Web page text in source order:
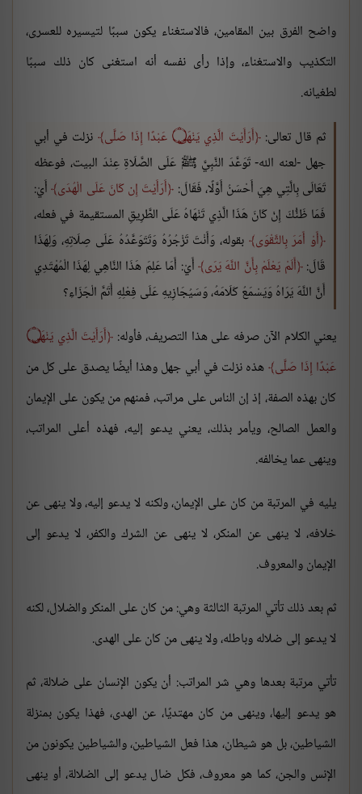
واضح الفرق بين المقامين، فالاستغناء يكون سببًا لتيسيره للعسرى،
التكذيب والاستغناء، وإذا رأى نفسه أنه استغنى كان ذلك سببًا
لطغيانه.
ثم قال تعالى: أَرَأَيْتَ الَّذِي يَنْهَى ۝ عَبْدًا إِذَا صَلَّى
نزلت في أبي
جهل -لعنه الله- تَوَعَّدَ النَّبِيَّ ﷺ عَلَى الصَّلَاةِ عِنْدَ البيت، فوعظه
تَعَالَى بِالَّتِي هِيَ أَحْسَنُ أَوَّلًا، فَقَالَ: أَرَأَيْتَ إِن كَانَ عَلَى الْهُدَى أَيْ:
فَمَا ظَنُّكَ إِنْ كَانَ هَذَا الَّذِي تَنْهَاهُ عَلَى الطَّرِيقِ المستقيمة في فعله،
أَوْ أَمَرَ بِالتَّقْوَى بقوله، وَأَنْتَ تَزْجُرُهُ وَتَتَوَعَّدُهُ عَلَى صِلَاتِهِ، وَلِهَذَا
قَالَ: أَلَمْ يَعْلَمْ بِأَنَّ اللَّهَ يَرَى أَيْ: أَمَا عَلِمَ هَذَا النَّاهِي لِهَذَا الْمُهْتَدِي
أَنَّ اللَّهَ يَرَاهُ وَيَسْمَعُ كَلَامَهُ، وَسَيُجَازِيهِ عَلَى فِعْلِهِ أَتَمَّ الْجَزَاءِ؟
يعني الكلام الآن صرفه على هذا التصريف، فأوله:
أَرَأَيْتَ الَّذِي يَنْهَى ۝
عَبْدًا إِذَا صَلَّى هذه نزلت في أبي جهل وهذا أيضًا يصدق على كل من
كان بهذه الصفة، إذ إن الناس على مراتب، فمنهم من يكون على الإيمان
والعمل الصالح، ويأمر بذلك، يعني يدعو إليه، فهذه أعلى المراتب،
وينهى عما يخالفه.
يليه في المرتبة من كان على الإيمان، ولكنه لا يدعو إليه، ولا ينهى عن
خلافه، لا ينهى عن المنكر، لا ينهى عن الشرك والكفر، لا يدعو إلى
الإيمان والمعروف.
ثم بعد ذلك تأتي المرتبة الثالثة وهي: من كان على المنكر والضلال، لكنه
لا يدعو إلى ضلاله وباطله، ولا ينهى من كان على الهدى.
تأتي مرتبة بعدها وهي شر المراتب: أن يكون الإنسان على ضلالة، ثم
هو يدعو إليها، وينهى من كان مهتديًا، عن الهدى، فهذا يكون بمنزلة
الشياطين، بل هو شيطان، هذا فعل الشياطين، والشياطين يكونون من
الإنس والجن، كما هو معروف، فكل ضال يدعو إلى الضلالة، أو ينهى